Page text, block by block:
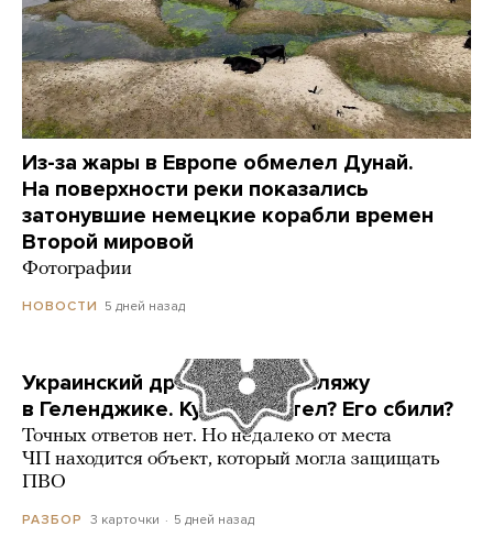
Из-за жары в Европе обмелел Дунай.
На поверхности реки показались
затонувшие немецкие корабли времен
Второй мировой
Фотографии
НОВОСТИ 5 дней назад
Украинский дрон попал по пляжу
в Геленджике. Куда он летел? Его сбили?
Точных ответов нет. Но недалеко от места
ЧП находится объект, который могла защищать
ПВО
РАЗБОР 3 карточки 5 дней назад